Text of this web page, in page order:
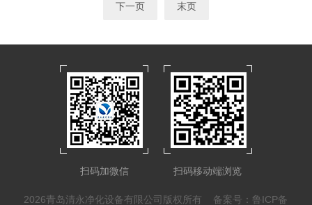
下一页 末页
扫码加微信 扫码移动端浏览
2026青岛清永净化设备有限公司版权所有 备案号：鲁ICP备